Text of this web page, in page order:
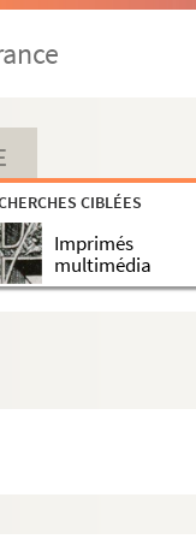
CIBLÉES
Imprimés
multimédia